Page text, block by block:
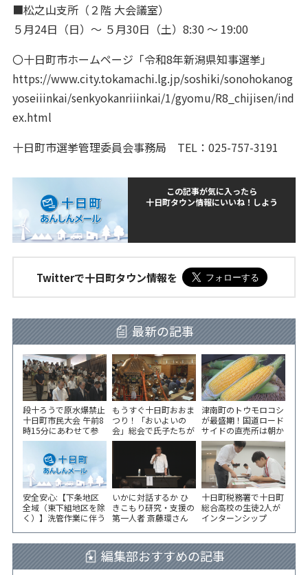
■松之山支所（２階 大会議室）
５月24日（日）〜 ５月30日（土）8:30 〜 19:00
〇十日町市ホームページ「令和8年新潟県知事選挙」
https://www.city.tokamachi.lg.jp/soshiki/sonohokanog
yoseiiinkai/senkyokanriiinkai/1/gyomu/R8_chijisen/ind
ex.html
十日町市選挙管理委員会事務局 TEL：025-757-3191
この記事が気に入ったら
十日町タウン情報にいいね！しよう
Twitterで十日町タウン情報を
最新の記事
段十ろうで原水爆禁止
十日町市民大会 午前8
時15分にあわせて参
加者が黙とう
もうすぐ十日町おおま
つり！「おいよいの
会」総会で氏子たちが
一致団結！
津南町のトウモロコシ
が最盛期！国道ロード
サイドの直売所は朝か
ら長い列！
安全安心:【下条地区
全域（東下組地区を除
く）】洗管作業に伴う
いかに対話するか ひ
きこもり研究・支援の
第一人者 斎藤環さん
十日町税務署で十日町
総合高校の生徒2人が
インターンシップ
編集部おすすめの記事